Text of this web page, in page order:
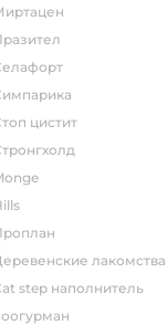
миртацен
празител
селафорт
симпарика
стоп цистит
стронгхолд
monge
hills
проплан
деревенские лакомства
cat step наполнитель
зоогурман